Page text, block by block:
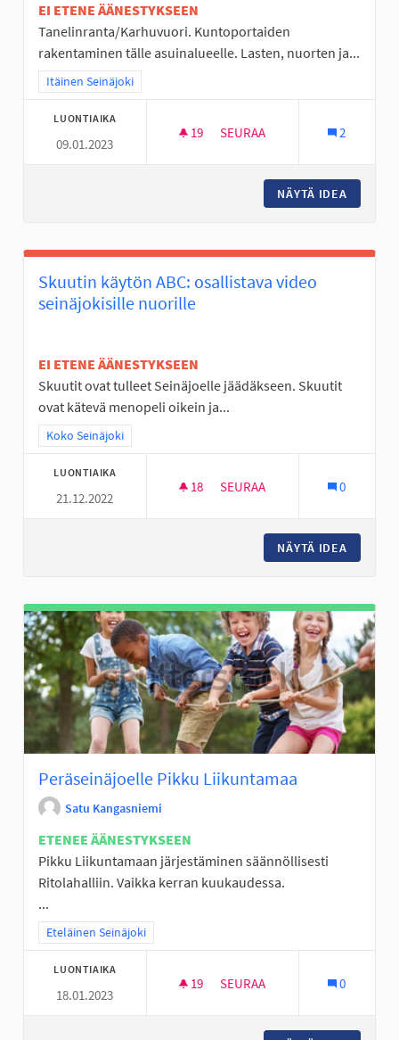
EI ETENE ÄÄNESTYKSEEN
Tanelinranta/Karhuvuori. Kuntoportaiden
rakentaminen tälle asuinalueelle. Lasten, nuorten ja...
Rajaa tulokset teeman mukaan: Itäinen Seinäjoki
Itäinen Seinäjoki
LUONTIAIKA
09.01.2023
19 19 SEURAAJAA
SEURAA 2
NÄYTÄ IDEA
Skuutin käytön ABC: osallistava video
seinäjokisille nuorille
EI ETENE ÄÄNESTYKSEEN
Skuutit ovat tulleet Seinäjoelle jäädäkseen. Skuutit
ovat kätevä menopeli oikein ja...
Rajaa tulokset teeman mukaan: Koko Seinäjoki
Koko Seinäjoki
LUONTIAIKA
21.12.2022
18 18 SEURAAJAA
SEURAA 0
NÄYTÄ IDEA
Peräseinäjoelle Pikku Liikuntamaa
Satu Kangasniemi
ETENEE ÄÄNESTYKSEEN
Pikku Liikuntamaan järjestäminen säännöllisesti
Ritolahalliin. Vaikka kerran kuukaudessa.
...
Rajaa tulokset teeman mukaan: Eteläinen Seinäjoki
Eteläinen Seinäjoki
LUONTIAIKA
18.01.2023
19 19 SEURAAJAA
SEURAA 0